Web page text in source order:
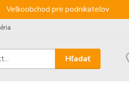
Veľkoobchod pre podnikateľov
Hľadať